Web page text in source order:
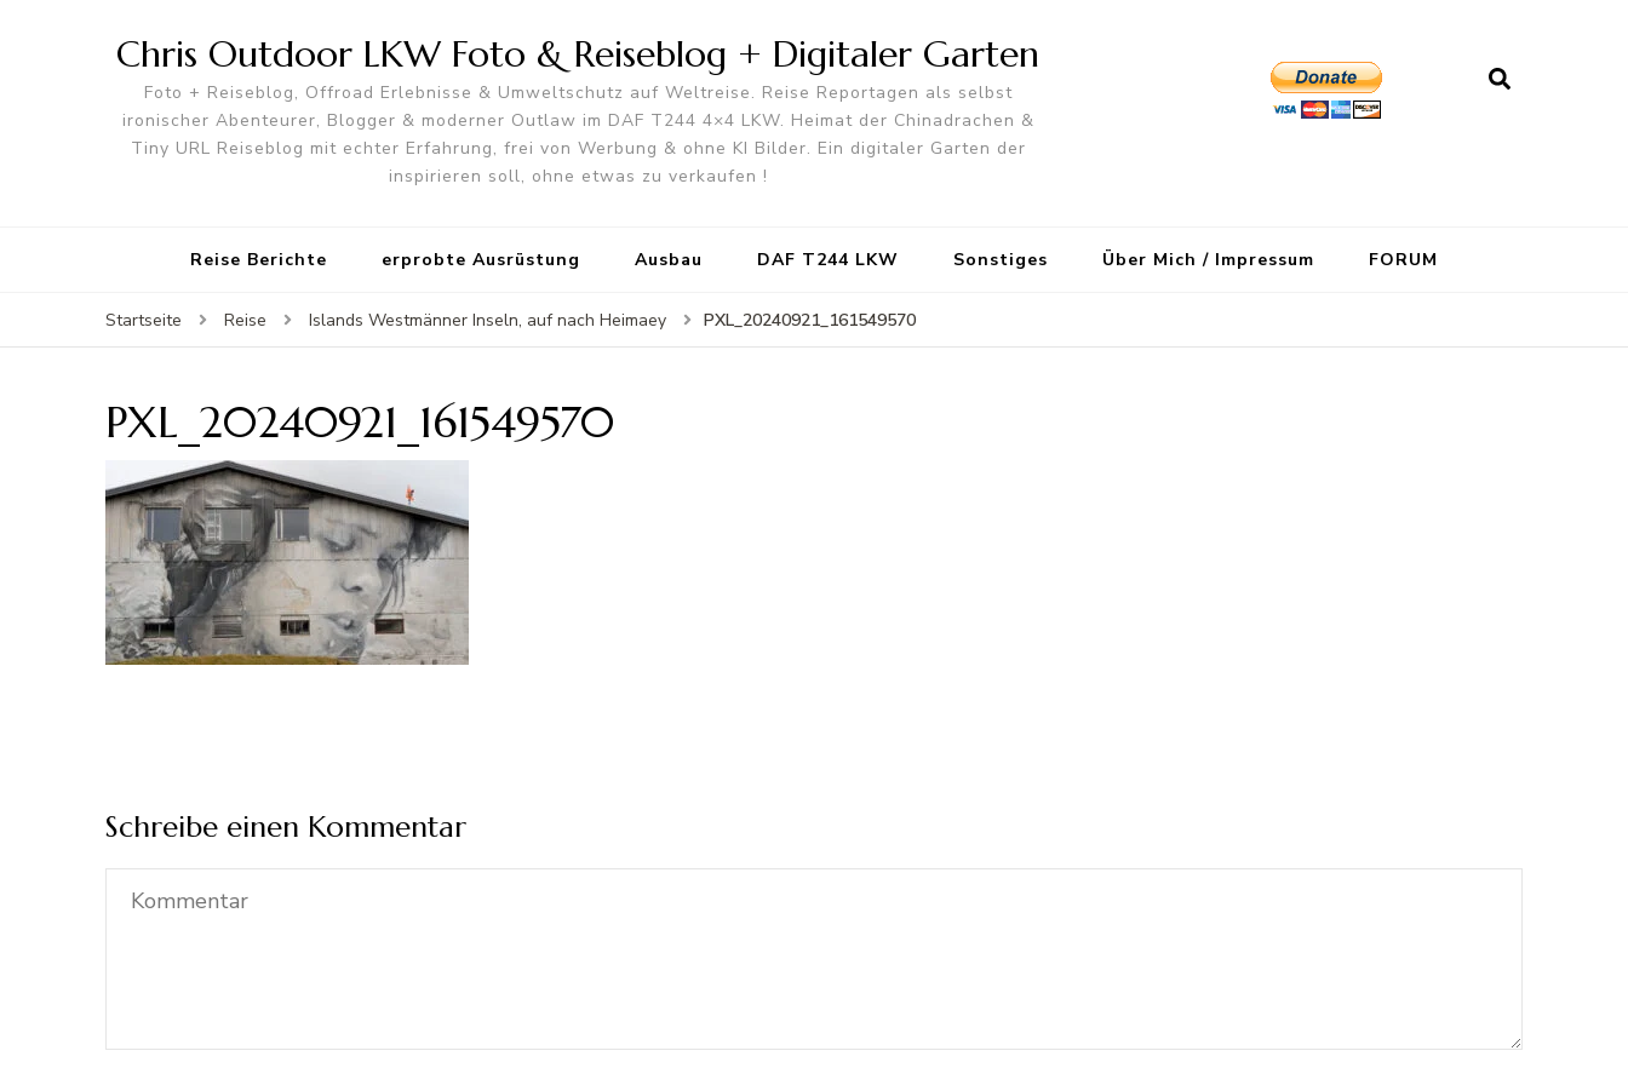
Chris Outdoor LKW Foto & Reiseblog + Digitaler Garten
Foto + Reiseblog, Offroad Erlebnisse & Umweltschutz auf Weltreise. Reise Reportagen als selbst
ironischer Abenteurer, Blogger & moderner Outlaw im DAF T244 4×4 LKW. Heimat der Chinadrachen &
Tiny URL Reiseblog mit echter Erfahrung, frei von Werbung & ohne KI Bilder. Ein digitaler Garten der
inspirieren soll, ohne etwas zu verkaufen !
Reise Berichte erprobte Ausrüstung Ausbau DAF T244 LKW Sonstiges Über Mich / Impressum FORUM
Startseite Reise Islands Westmänner Inseln, auf nach Heimaey PXL_20240921_161549570
PXL_20240921_161549570
Schreibe einen Kommentar